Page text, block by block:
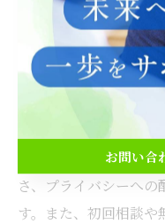
心のケアを始める際
ぶことで、安心して
阜県には、実績や利
設やメンタルクリニ
選ぶ際は、専門資格
さ、プライバシーへ
す。また、初回相談
お問い
お問い合